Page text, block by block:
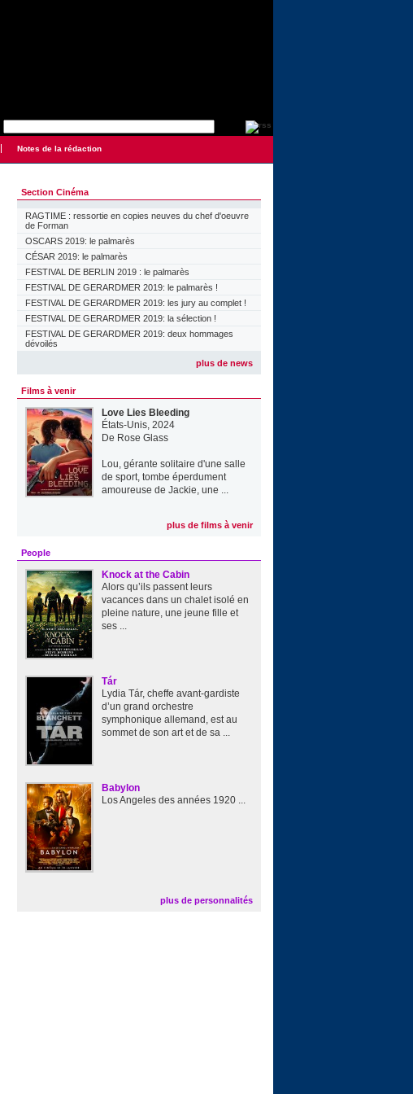
Notes de la rédaction
Section Cinéma
RAGTIME : ressortie en copies neuves du chef d'oeuvre
de Forman
OSCARS 2019: le palmarès
CÉSAR 2019: le palmarès
FESTIVAL DE BERLIN 2019 : le palmarès
FESTIVAL DE GERARDMER 2019: le palmarès !
FESTIVAL DE GERARDMER 2019: les jury au complet !
FESTIVAL DE GERARDMER 2019: la sélection !
FESTIVAL DE GERARDMER 2019: deux hommages
dévoilés
plus de news
Films à venir
Love Lies Bleeding
États-Unis, 2024
De Rose Glass
Lou, gérante solitaire d'une salle
de sport, tombe éperdument
amoureuse de Jackie, une ...
plus de films à venir
People
Knock at the Cabin
Alors qu’ils passent leurs
vacances dans un chalet isolé en
pleine nature, une jeune fille et
ses ...
Tár
Lydia Tár, cheffe avant-gardiste
d’un grand orchestre
symphonique allemand, est au
sommet de son art et de sa ...
Babylon
Los Angeles des années 1920 ...
plus de personnalités